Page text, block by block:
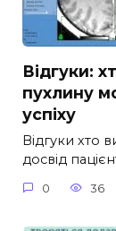
Відгуки:
пухлину
успіху
Відгуки хто
досвід
0 36